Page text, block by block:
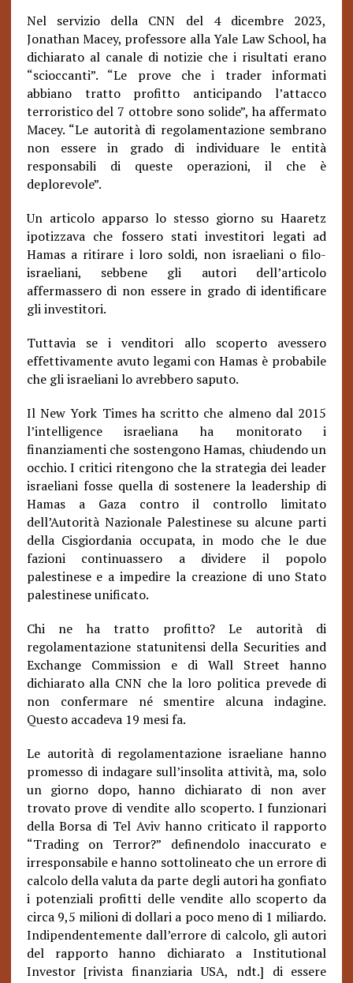
Nel servizio della CNN del 4 dicembre 2023,
Jonathan Macey, professore alla Yale Law School, ha
dichiarato al canale di notizie che i risultati erano
“scioccanti”. “Le prove che i trader informati
abbiano tratto profitto anticipando l’attacco
terroristico del 7 ottobre sono solide”, ha affermato
Macey. “Le autorità di regolamentazione sembrano
non essere in grado di individuare le entità
responsabili di queste operazioni, il che è
deplorevole”.
Un articolo apparso lo stesso giorno su Haaretz
ipotizzava che fossero stati investitori legati ad
Hamas a ritirare i loro soldi, non israeliani o filo-
israeliani, sebbene gli autori dell’articolo
affermassero di non essere in grado di identificare
gli investitori.
Tuttavia se i venditori allo scoperto avessero
effettivamente avuto legami con Hamas è probabile
che gli israeliani lo avrebbero saputo.
Il New York Times ha scritto che almeno dal 2015
l’intelligence israeliana ha monitorato i
finanziamenti che sostengono Hamas, chiudendo un
occhio. I critici ritengono che la strategia dei leader
israeliani fosse quella di sostenere la leadership di
Hamas a Gaza contro il controllo limitato
dell’Autorità Nazionale Palestinese su alcune parti
della Cisgiordania occupata, in modo che le due
fazioni continuassero a dividere il popolo
palestinese e a impedire la creazione di uno Stato
palestinese unificato.
Chi ne ha tratto profitto? Le autorità di
regolamentazione statunitensi della Securities and
Exchange Commission e di Wall Street hanno
dichiarato alla CNN che la loro politica prevede di
non confermare né smentire alcuna indagine.
Questo accadeva 19 mesi fa.
Le autorità di regolamentazione israeliane hanno
promesso di indagare sull’insolita attività, ma, solo
un giorno dopo, hanno dichiarato di non aver
trovato prove di vendite allo scoperto. I funzionari
della Borsa di Tel Aviv hanno criticato il rapporto
“Trading on Terror?” definendolo inaccurato e
irresponsabile e hanno sottolineato che un errore di
calcolo della valuta da parte degli autori ha gonfiato
i potenziali profitti delle vendite allo scoperto da
circa 9,5 milioni di dollari a poco meno di 1 miliardo.
Indipendentemente dall’errore di calcolo, gli autori
del rapporto hanno dichiarato a Institutional
Investor [rivista finanziaria USA, ndt.] di essere